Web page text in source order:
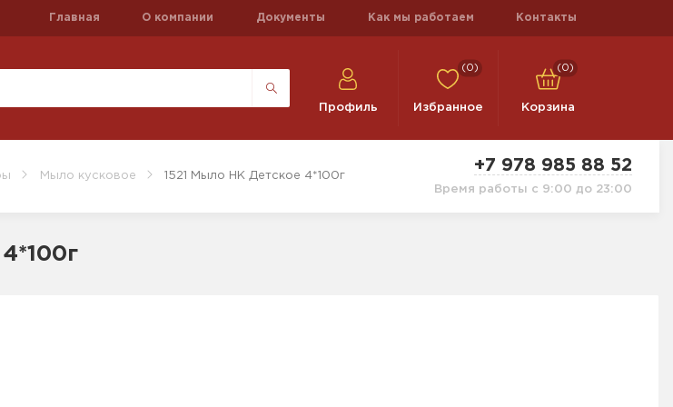
Главная О компании Документы Как мы работаем Контакты
Профиль
(0)
Избранное
(0)
Корзина
Мыло кусковое 1521 Мыло НК Детское 4*100г
+7 978 985 88 52
Время работы с 9:00 до 23:00